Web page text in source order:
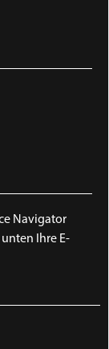
Navigator
Ihre E-